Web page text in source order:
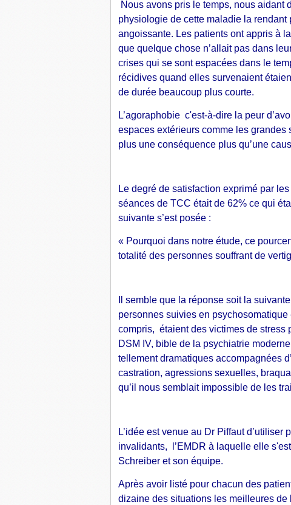
Nous avons pris le temps, nous aidant
physiologie de cette maladie la
angoissante. Les patients ont appris à
que quelque chose n’allait pas dans
crises qui se sont espacées dans le
récidives quand elles survenaient
de durée beaucoup plus courte.
L’agoraphobie c'est-à-dire la peur
espaces extérieurs comme les
plus une conséquence plus qu’une
Le degré de satisfaction exprimé par
séances de TCC était de 62% ce qui
suivante s’est posée :
« Pourquoi dans notre étude, ce
totalité des personnes souffrant de
Il semble que la réponse soit la
personnes suivies en
compris, étaient des victimes de stress
DSM IV, bible de la psychiatrie
tellement dramatiques accompagnées
castration, agressions sexuelles,
qu’il nous semblait impossible de les
L’idée est venue au Dr Piffaut
invalidants, l’EMDR à laquelle elle
Schreiber et son équipe.
Après avoir listé pour chacun des
dizaine des situations les meilleures